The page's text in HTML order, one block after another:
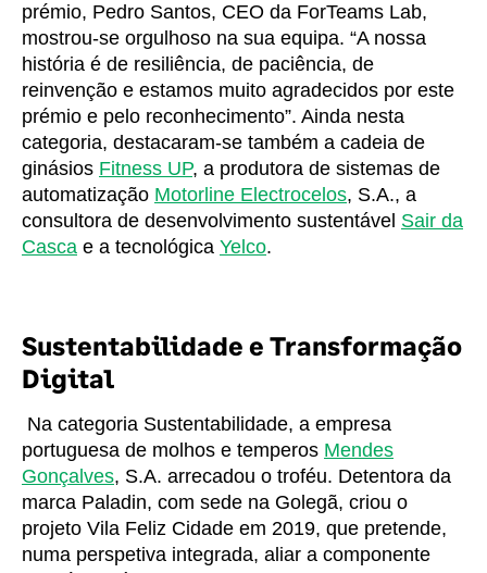
prémio, Pedro Santos, CEO da ForTeams Lab,
mostrou-se orgulhoso na sua equipa. “A nossa
história é de resiliência, de paciência, de
reinvenção e estamos muito agradecidos por este
prémio e pelo reconhecimento”. Ainda nesta
categoria, destacaram-se também a cadeia de
ginásios Fitness UP, a produtora de sistemas de
automatização Motorline Electrocelos, S.A., a
consultora de desenvolvimento sustentável Sair da
Casca e a tecnológica Yelco.
Sustentabilidade e Transformação
Digital
Na categoria Sustentabilidade, a empresa
portuguesa de molhos e temperos Mendes
Gonçalves, S.A. arrecadou o troféu. Detentora da
marca Paladin, com sede na Golegã, criou o
projeto Vila Feliz Cidade em 2019, que pretende,
numa perspetiva integrada, aliar a componente